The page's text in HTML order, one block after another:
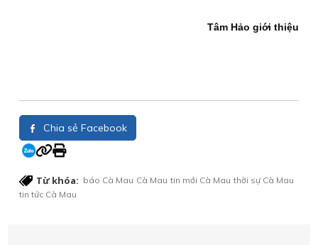
Tâm Hảo giới thiệu
Chia sẻ Facebook
Từ khóa: báo Cà Mau Cà Mau tin mới Cà Mau thời sự Cà Mau
tin tức Cà Mau